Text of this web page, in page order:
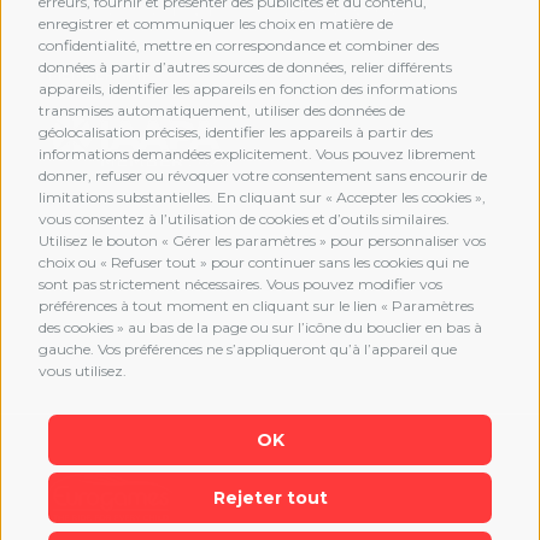
enregistrer et communiquer les choix en matière de
confidentialité, mettre en correspondance et combiner des
données à partir d’autres sources de données, relier différents
appareils, identifier les appareils en fonction des informations
transmises automatiquement, utiliser des données de
géolocalisation précises, identifier les appareils à partir des
informations demandées explicitement. Vous pouvez librement
donner, refuser ou révoquer votre consentement sans encourir de
limitations substantielles. En cliquant sur « Accepter les cookies »,
vous consentez à l’utilisation de cookies et d’outils similaires.
Utilisez le bouton « Gérer les paramètres » pour personnaliser vos
choix ou « Refuser tout » pour continuer sans les cookies qui ne
sont pas strictement nécessaires. Vous pouvez modifier vos
préférences à tout moment en cliquant sur le lien « Paramètres
des cookies » au bas de la page ou sur l’icône du bouclier en bas à
gauche. Vos préférences ne s’appliqueront qu’à l’appareil que
vous utilisez.
OK
Rejeter tout
MEMBERSHIP